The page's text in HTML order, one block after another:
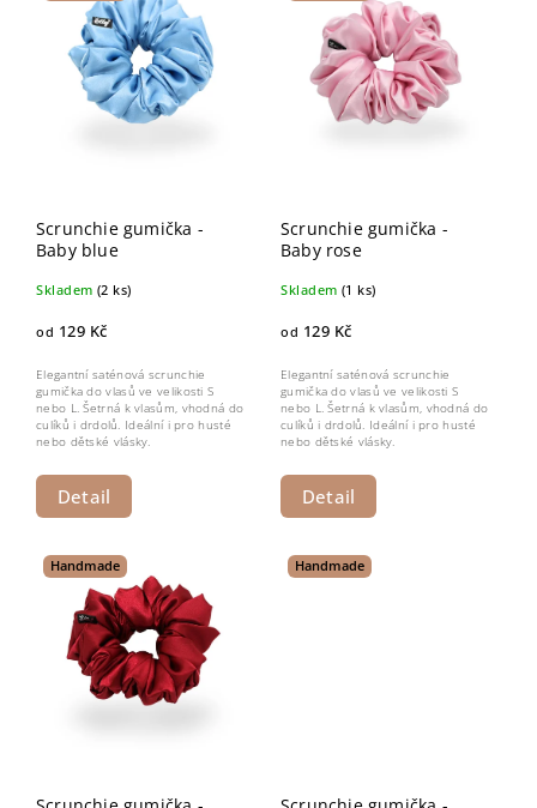
Scrunchie gumička -
Baby blue
Skladem (2 ks)
od 129 Kč
Detail
Elegantní saténová scrunchie
gumička do vlasů ve velikosti S
nebo L. Šetrná k vlasům, vhodná do
culíků i drdolů. Ideální i pro husté
nebo dětské vlásky.
Scrunchie gumička -
Baby rose
Skladem (1 ks)
od 129 Kč
Detail
Elegantní saténová scrunchie
gumička do vlasů ve velikosti S
nebo L. Šetrná k vlasům, vhodná do
culíků i drdolů. Ideální i pro husté
nebo dětské vlásky.
Handmade Handmade